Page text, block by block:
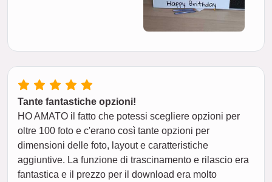
Tante fantastiche opzioni!
HO AMATO il fatto che potessi scegliere opzioni per
oltre 100 foto e c'erano così tante opzioni per
dimensioni delle foto, layout e caratteristiche
aggiuntive. La funzione di trascinamento e rilascio era
fantastica e il prezzo per il download era molto